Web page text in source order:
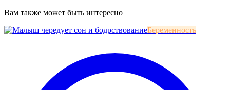
Вам также может быть интересно
Беременность